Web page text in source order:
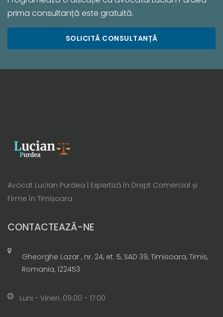
prima consultanță este gratuită.
SOLICITĂ CONSULTANȚĂ
Avocat Lucian Purdea | Expertiză în Drept Comercial și
Firme în Timișoara
CONTACTEAZĂ-NE
Gheorghe Lazar , nr. 24, et. 5, SAD 39, Timisoara, Timis,
Romania, 122453
Luni - Vineri: 09:00 - 17:00